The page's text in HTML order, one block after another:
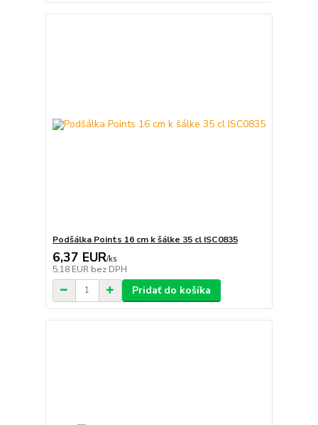
Podšálka Points 16 cm k šálke 35 cl ISC0835
6,37 EUR/ks
5,18 EUR bez DPH
Pridať do košíka